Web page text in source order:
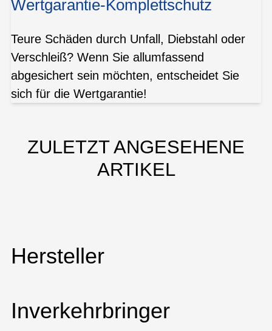
Wertgarantie-Komplettschutz
Teure Schäden durch Unfall, Diebstahl oder
Verschleiß? Wenn Sie allumfassend
abgesichert sein möchten, entscheidet Sie
sich für die Wertgarantie!
ZULETZT ANGESEHENE
ARTIKEL
Hersteller
Inverkehrbringer